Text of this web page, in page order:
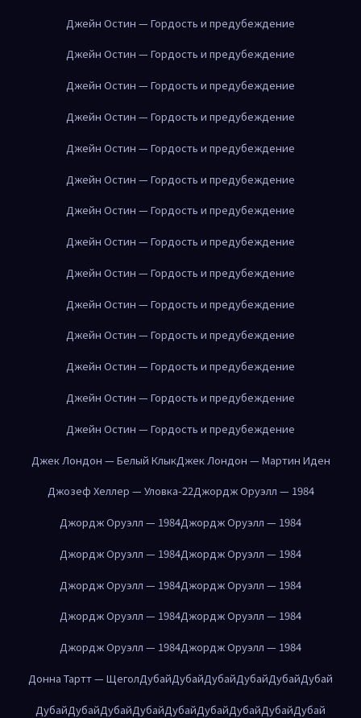
Джейн Остин — Гордость и предубеждение
Джейн Остин — Гордость и предубеждение
Джейн Остин — Гордость и предубеждение
Джейн Остин — Гордость и предубеждение
Джейн Остин — Гордость и предубеждение
Джейн Остин — Гордость и предубеждение
Джейн Остин — Гордость и предубеждение
Джейн Остин — Гордость и предубеждение
Джейн Остин — Гордость и предубеждение
Джейн Остин — Гордость и предубеждение
Джейн Остин — Гордость и предубеждение
Джейн Остин — Гордость и предубеждение
Джейн Остин — Гордость и предубеждение
Джейн Остин — Гордость и предубеждение
Джек Лондон — Белый КлыкДжек Лондон — Мартин Иден
Джозеф Хеллер — Уловка-22Джордж Оруэлл — 1984
Джордж Оруэлл — 1984Джордж Оруэлл — 1984
Джордж Оруэлл — 1984Джордж Оруэлл — 1984
Джордж Оруэлл — 1984Джордж Оруэлл — 1984
Джордж Оруэлл — 1984Джордж Оруэлл — 1984
Джордж Оруэлл — 1984Джордж Оруэлл — 1984
Донна Тартт — ЩеголДубайДубайДубайДубайДубайДубай
ДубайДубайДубайДубайДубайДубайДубайДубайДубай